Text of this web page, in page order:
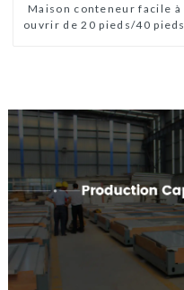
Maison conteneur facile à
ouvrir de 20 pieds/40 pieds